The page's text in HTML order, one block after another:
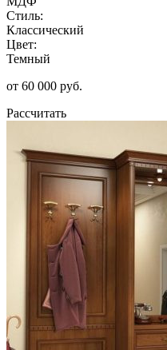
Стиль:
Классический
Цвет:
Темный
от 60 000 руб.
Рассчитать